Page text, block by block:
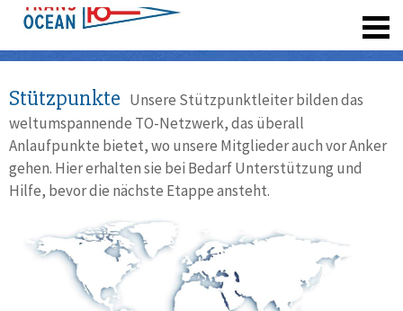
Stützpunkte Unsere Stützpunktleiter bilden das
weltumspannende TO-Netzwerk, das überall
Anlaufpunkte bietet, wo unsere Mitglieder auch vor Anker
gehen. Hier erhalten sie bei Bedarf Unterstützung und
Hilfe, bevor die nächste Etappe ansteht.